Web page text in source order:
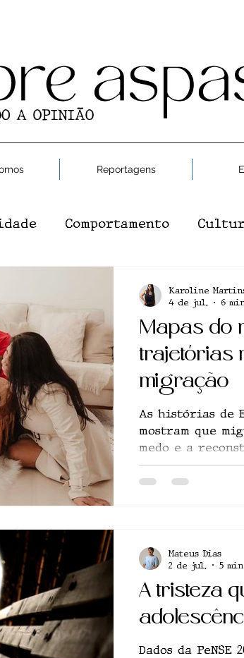
Reportagens
Comportamento
Reportagem Resenha
Economia Esporte Saúde
Crônica Esporte
Mapas do
trajetórias
migração
As histórias de
mostram que
medo e a
país de origem
Karoline
4 de jul.
6
A tristeza
Dados da
Mateus Dias
2 de jul.
5